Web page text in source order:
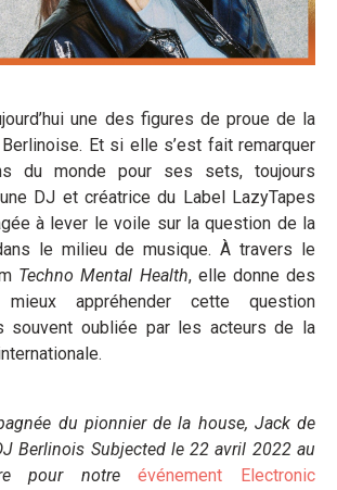
une des figures de proue de la
Et si elle s’est fait remarquer
du monde pour ses sets, toujours
DJ et créatrice du Label LazyTapes
à lever le voile sur la question de la
le milieu de musique. À travers le
Techno Mental Health, elle donne des
appréhender cette question
souvent oubliée par les acteurs de la
du pionnier de la house, Jack de
Berlinois Subjected le 22 avril 2022 au
pour notreévénement Electronic